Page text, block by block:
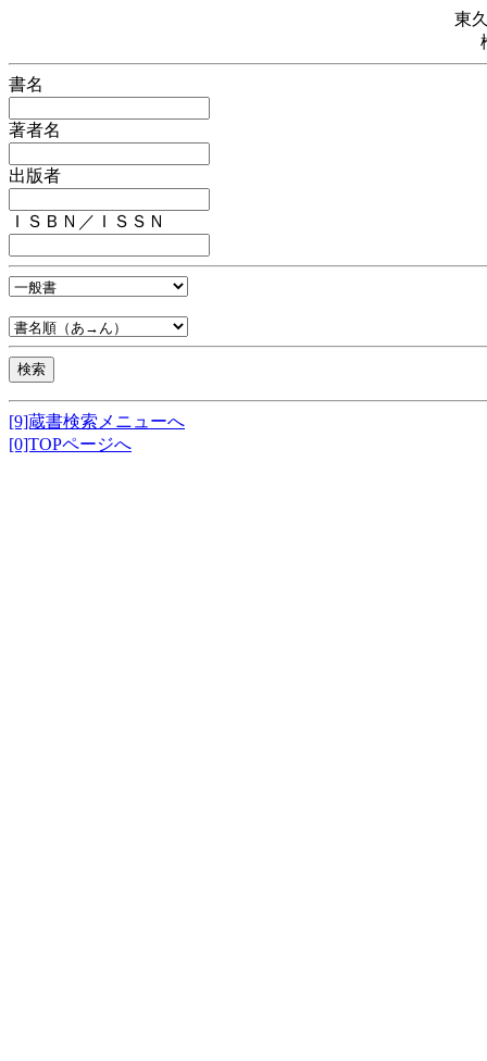
東
書名
著者名
出版者
ＩＳＢＮ／ＩＳＳＮ
[9]蔵書検索メニューへ
[0]TOPページへ